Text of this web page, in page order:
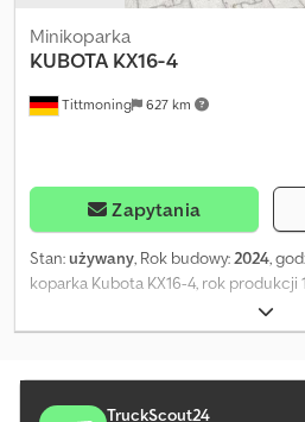
Tittmoning 627 km
Minikoparka
KUBOTA KX16-4
Zapytania
Stan:używany, Rok budowy:2024,
koparka Kubota KX16-4, rok produkcji
wyposażona w system szybkiej
hydraulikę do łyżki do humusu,
zabezpieczenie przed kradzieżą,
(zabezpieczenie typu „kość Natoka”),
TruckScout24